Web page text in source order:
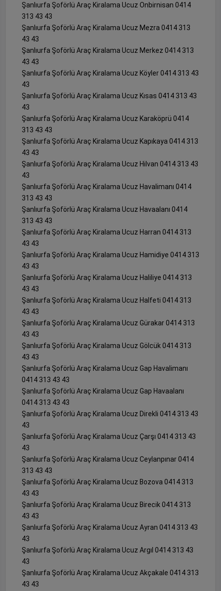
Şanlıurfa Şoförlü Araç Kiralama Ucuz Onbirnisan 0414
313 43 43
Şanlıurfa Şoförlü Araç Kiralama Ucuz Mezra 0414 313
43 43
Şanlıurfa Şoförlü Araç Kiralama Ucuz Merkez 0414 313
43 43
Şanlıurfa Şoförlü Araç Kiralama Ucuz Köyler 0414 313 43
43
Şanlıurfa Şoförlü Araç Kiralama Ucuz Kısas 0414 313 43
43
Şanlıurfa Şoförlü Araç Kiralama Ucuz Karaköprü 0414
313 43 43
Şanlıurfa Şoförlü Araç Kiralama Ucuz Kapıkaya 0414 313
43 43
Şanlıurfa Şoförlü Araç Kiralama Ucuz Hilvan 0414 313 43
43
Şanlıurfa Şoförlü Araç Kiralama Ucuz Havalimanı 0414
313 43 43
Şanlıurfa Şoförlü Araç Kiralama Ucuz Havaalanı 0414
313 43 43
Şanlıurfa Şoförlü Araç Kiralama Ucuz Harran 0414 313
43 43
Şanlıurfa Şoförlü Araç Kiralama Ucuz Hamidiye 0414 313
43 43
Şanlıurfa Şoförlü Araç Kiralama Ucuz Haliliye 0414 313
43 43
Şanlıurfa Şoförlü Araç Kiralama Ucuz Halfeti 0414 313
43 43
Şanlıurfa Şoförlü Araç Kiralama Ucuz Gürakar 0414 313
43 43
Şanlıurfa Şoförlü Araç Kiralama Ucuz Gölcük 0414 313
43 43
Şanlıurfa Şoförlü Araç Kiralama Ucuz Gap Havalimanı
0414 313 43 43
Şanlıurfa Şoförlü Araç Kiralama Ucuz Gap Havaalanı
0414 313 43 43
Şanlıurfa Şoförlü Araç Kiralama Ucuz Direkli 0414 313 43
43
Şanlıurfa Şoförlü Araç Kiralama Ucuz Çarşı 0414 313 43
43
Şanlıurfa Şoförlü Araç Kiralama Ucuz Ceylanpınar 0414
313 43 43
Şanlıurfa Şoförlü Araç Kiralama Ucuz Bozova 0414 313
43 43
Şanlıurfa Şoförlü Araç Kiralama Ucuz Birecik 0414 313
43 43
Şanlıurfa Şoförlü Araç Kiralama Ucuz Ayran 0414 313 43
43
Şanlıurfa Şoförlü Araç Kiralama Ucuz Argıl 0414 313 43
43
Şanlıurfa Şoförlü Araç Kiralama Ucuz Akçakale 0414 313
43 43